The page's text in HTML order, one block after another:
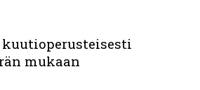
mukaan